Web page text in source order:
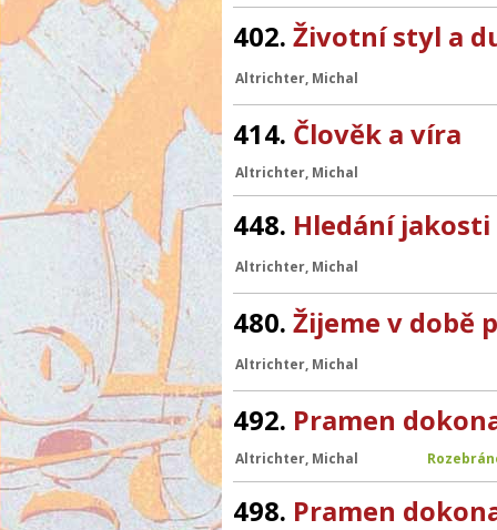
402. Životní styl a
Altrichter, Michal
414. Člověk a víra
Altrichter, Michal
448. Hledání jakosti
Altrichter, Michal
480. Žijeme v době
Altrichter, Michal
492. Pramen
Altrichter, Michal
498. Pramen